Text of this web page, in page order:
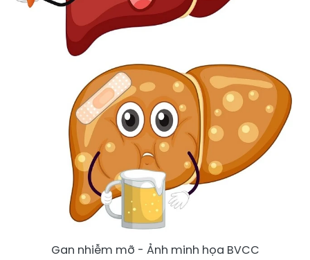
Gan nhiễm mỡ - Ảnh minh họa BVCC